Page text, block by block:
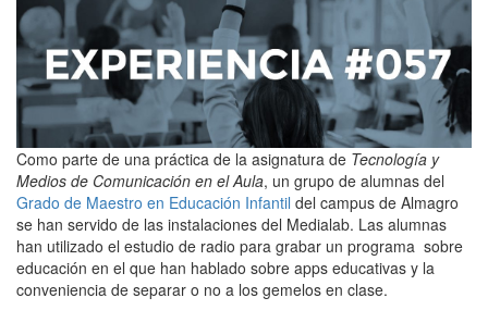
Como parte de una práctica de la asignatura de Tecnología y
Medios de Comunicación en el Aula, un grupo de alumnas del
Grado de Maestro en Educación Infantil del campus de Almagro
se han servido de las instalaciones del Medialab. Las alumnas
han utilizado el estudio de radio para grabar un programa sobre
educación en el que han hablado sobre apps educativas y la
conveniencia de separar o no a los gemelos en clase.